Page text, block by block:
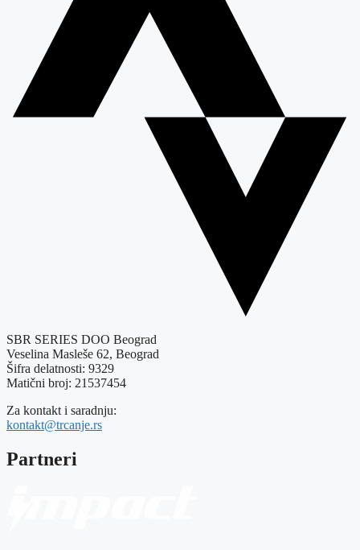
SBR SERIES DOO Beograd
Veselina Masleše 62, Beograd
Šifra delatnosti: 9329
Matični broj: 21537454
Za kontakt i saradnju:
kontakt@trcanje.rs
Partneri